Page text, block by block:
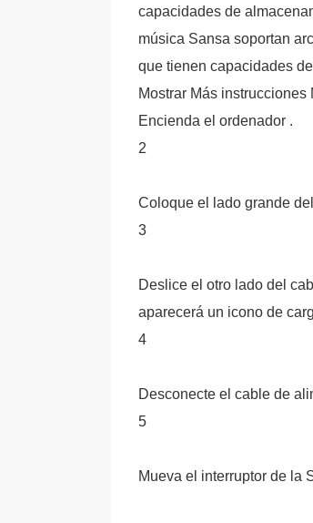
capacidades de
música Sansa soportan
que tienen capacidades
Mostrar Más instrucciones
Encienda el ordenador .
2
Coloque el lado grande
3
Deslice el otro lado del
aparecerá un icono de
4
Desconecte el cable de
5
Mueva el interruptor de la